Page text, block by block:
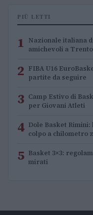
PIÙ LETTI
1 Nazionale italiana
amichevoli a Trento
2 FIBA U16
partite da seguire
3 Camp Estivo di
per Giovani Atleti
4 Dole Basket
colpo a chilometro
5 Basket 3×3:
mirati